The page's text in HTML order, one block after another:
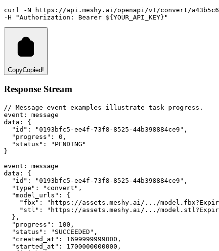
curl -N
https://api.meshy.ai/openapi/v1/convert/
-H
"Authorization: Bearer ${YOUR_API_KEY}"
CopyCopied!
Response Stream
// Message event examples illustrate task progress.
event :
message
data :
{
"id" : "0193bfc5-ee4f-73f8-8525-44b398884ce9" ,
"progress" : 0 ,
"status" :
"PENDING"
}
event :
message
data :
{
"id" : "0193bfc5-ee4f-73f8-8525-44b398884ce9" ,
"type" : "convert" ,
"model_urls" : {
"fbx" :
"https://assets.meshy.ai/.../
"stl" :
"https://assets.meshy.ai/.../
  }
,
"progress" : 100 ,
"status" : "SUCCEEDED" ,
"created_at" : 1699999999000 ,
"started_at" : 1700000000000 ,